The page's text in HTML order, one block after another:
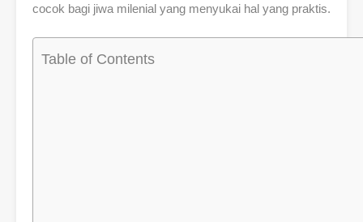
cocok bagi jiwa milenial yang menyukai hal yang praktis.
Table of Contents